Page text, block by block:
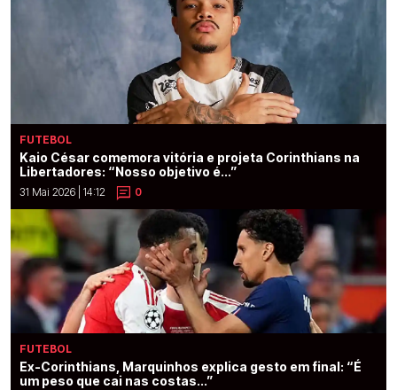
FUTEBOL
Kaio César comemora vitória e projeta Corinthians na
Libertadores: “Nosso objetivo é...”
31 Mai 2026 | 14:12 0
FUTEBOL
Ex-Corinthians, Marquinhos explica gesto em final: “É
um peso que cai nas costas...”